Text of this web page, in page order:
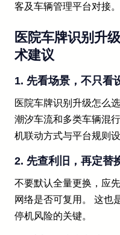
客及车辆管理平台对接。
医院车牌识别升
术建议
1. 先看场景，不只看
医院车牌识别升级怎么
潮汐车流和多类车辆混
机联动方式与平台规则设
2. 先查利旧，再定替
不要默认全量更换，应
网络是否可复用。 这也
停机风险的关键。